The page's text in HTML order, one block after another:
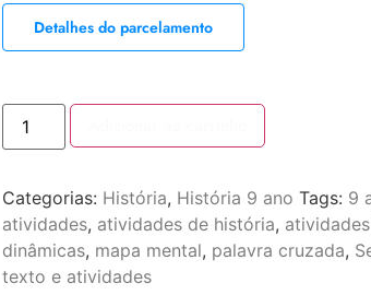
Detalhes do parcelamento
Categorias: História, História 9 ano Tags: 9
atividades, atividades de história,
dinâmicas, mapa mental, palavra cruzada,
texto e atividades